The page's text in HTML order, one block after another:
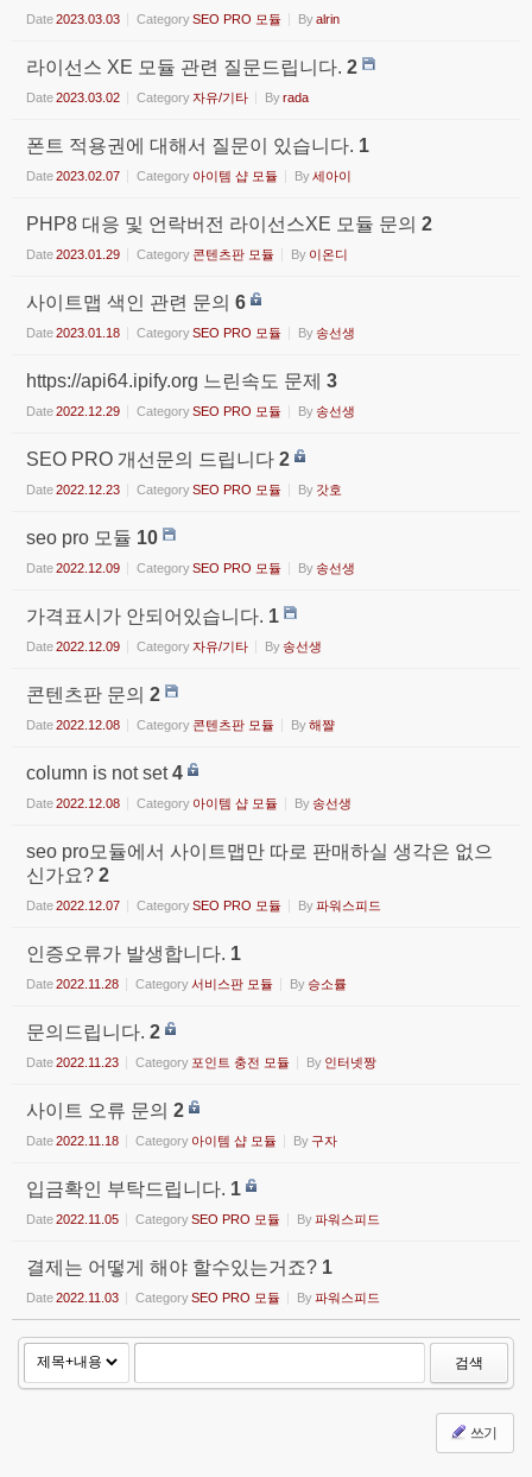
Date2023.03.03 CategorySEO PRO 모듈 Byalrin
라이선스 XE 모듈 관련 질문드립니다. 2
Date2023.03.02 Category자유/기타 Byrada
폰트 적용권에 대해서 질문이 있습니다. 1
Date2023.02.07 Category 아이템 샵 모듈 By세아이
PHP8 대응 및 언락버전 라이선스XE 모듈 문의 2
Date2023.01.29 Category 콘텐츠판 모듈 By 이온디
사이트맵 색인 관련 문의 6
Date2023.01.18 CategorySEO PRO 모듈 By송선생
https://api64.ipify.org 느린속도 문제 3
Date2022.12.29 CategorySEO PRO 모듈 By송선생
SEO PRO 개선문의 드립니다 2
Date2022.12.23 CategorySEO PRO 모듈 By 갓호
seo pro 모듈 10
Date2022.12.09 CategorySEO PRO 모듈 By송선생
가격표시가 안되어있습니다. 1
Date2022.12.09 Category자유/기타 By송선생
콘텐츠판 문의 2
Date2022.12.08 Category 콘텐츠판 모듈 By해쨜
column is not set4
Date2022.12.08 Category 아이템 샵 모듈 By송선생
seo pro모듈에서 사이트맵만 따로 판매하실 생각은 없으
신가요? 2
Date2022.12.07 CategorySEO PRO 모듈 By파워스피드
인증오류가 발생합니다. 1
Date2022.11.28 Category서비스판 모듈 By승소률
문의드립니다. 2
Date2022.11.23 Category 포인트 충전 모듈 By 인터넷짱
사이트 오류 문의 2
Date2022.11.18 Category 아이템 샵 모듈 By 구자
입금확인 부탁드립니다. 1
Date2022.11.05 CategorySEO PRO 모듈 By파워스피드
결제는 어떻게 해야 할수있는거죠? 1
Date2022.11.03 CategorySEO PRO 모듈 By파워스피드
검색
쓰기